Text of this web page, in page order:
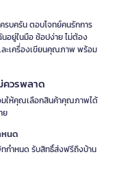
รบครัน ตอบโจทย์คนรักการ
อยู่ในมือ ช้อปง่าย ไม่ต้อง
ละเครื่องเขียนคุณภาพ พร้อม
ควรพลาด
มให้คุณเลือกสินค้าคุณภาพได้
ย
หนด
กำหนด รับสิทธิ์ส่งฟรีถึงบ้าน